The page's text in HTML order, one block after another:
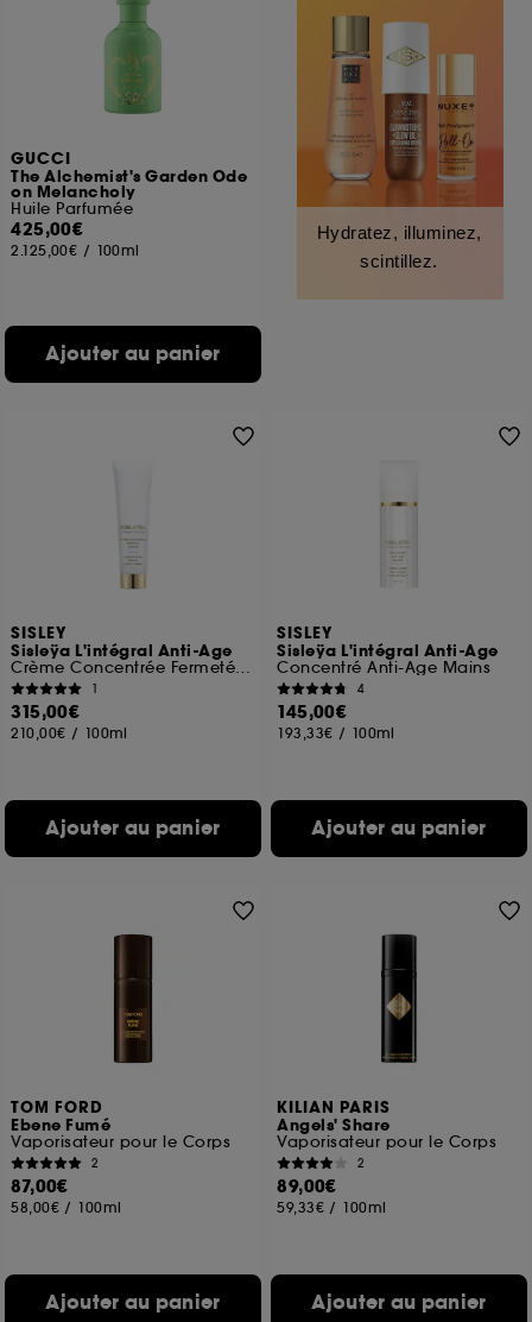
GUCCI
The Alchemist's Garden Ode
on Melancholy
Huile Parfumée
425,00€
2.125,00€ / 100ml
Ajouter au panier
Hydratez, illuminez,
scintillez.
SISLEY
Sisleÿa L'intégral Anti-Age
Crème Concentrée Fermeté Corps
1
315,00€
210,00€ / 100ml
Ajouter au panier
SISLEY
Sisleÿa L'intégral Anti-Age
Concentré Anti-Age Mains
4
145,00€
193,33€ / 100ml
Ajouter au panier
TOM FORD
Ebene Fumé
Vaporisateur pour le Corps
2
87,00€
58,00€ / 100ml
Ajouter au panier
KILIAN PARIS
Angels' Share
Vaporisateur pour le Corps
2
89,00€
59,33€ / 100ml
Ajouter au panier